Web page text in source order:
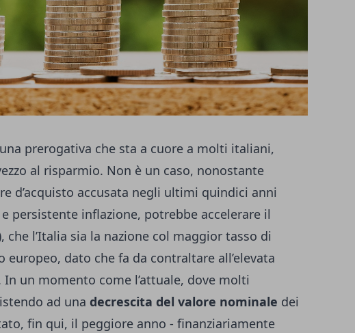
prerogativa che sta a cuore a molti italiani,
al risparmio. Non è un caso, nonostante
d’acquisto accusata negli ultimi quindici anni
e persistente inflazione, potrebbe accelerare il
che l’Italia sia la nazione col maggior tasso di
dato che fa da contraltare all’elevata
In un momento come l’attuale, dove molti
ad una decrescita del valore nominale dei
fin qui, il peggiore anno - finanziariamente